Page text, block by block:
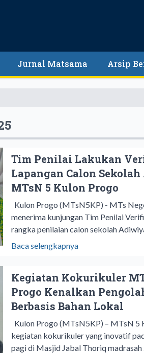
Jurnal Matsama Arsip
Tim Penilai Lakukan
Lapangan Calon
MTsN 5 Kulon Progo
Kulon Progo (MTsN5KP) - MTs
menerima kunjungan Tim Penilai
rangka penilaian calon sekolah
Baca selengkapnya
Kegiatan Kokurikuler
Progo Kenalkan
Berbasis Bahan Lokal
Kulon Progo (MTsN5KP) – MTsN 5
kegiatan kokurikuler yang inovatif
pagi di Masjid Jabal Thoriq madrasah